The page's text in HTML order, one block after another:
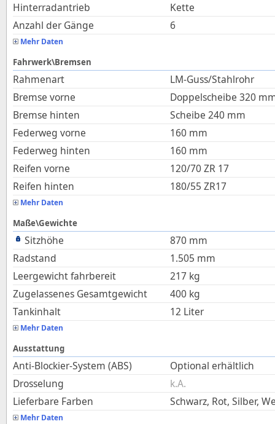
Hinterradantrieb
Kette
Anzahl der Gänge
6
Mehr Daten
Fahrwerk\Bremsen
Rahmenart
LM-Guss/Stahlrohr
Bremse vorne
Doppelscheibe 320
Bremse hinten
Scheibe 240 mm
Federweg vorne
160 mm
Federweg hinten
160 mm
Reifen vorne
120/70 ZR 17
Reifen hinten
180/55 ZR17
Mehr Daten
Maße\Gewichte
Sitzhöhe 870 mm
Radstand
1.505 mm
Leergewicht fahrbereit
217 kg
Zugelassenes Gesamtgewicht
400 kg
Tankinhalt
12 Liter
Mehr Daten
Ausstattung
Anti-Blockier-System (ABS)
Optional erhältlich
Drosselung
k.A.
Lieferbare Farben
Schwarz, Rot, Silber,
Mehr Daten